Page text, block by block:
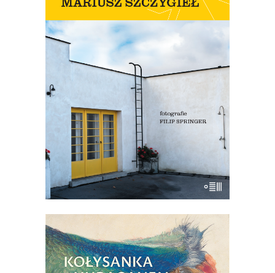
Szczygieł: „W przewodniku
oprowadzam wyłącznie po moich
ulubionych miejscach w Pradze. W ten
oto sposób książka wymyka się krytyce,
że czegoś w niej nie ma. Jeśli nie ma, to
mnie nie uwiodło!”.
49.00zł 24.50zł
E-BOOK DO KOSZYKA